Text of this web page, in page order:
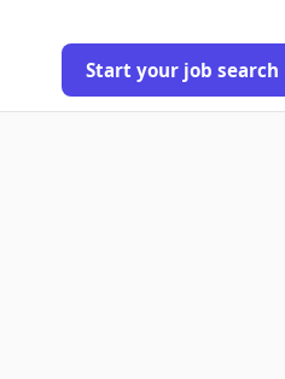
Start your job search